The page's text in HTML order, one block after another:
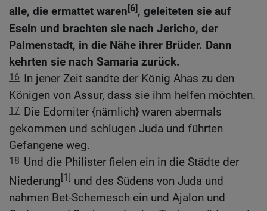
alle, die ermattet waren[6], geleiteten sie auf
Eseln und brachten sie nach Jericho, der
Palmenstadt, in die Nähe ihrer Brüder. Dann
kehrten sie nach Samaria zurück.
16 In jener Zeit sandte der König Ahas zu den
Königen von Assur, dass sie ihm helfen möchten.
17 Die Edomiter {nämlich} waren abermals
gekommen und schlugen Juda und führten
Gefangene weg.
18 Und die Philister fielen ein in die Städte der
Niederung[1] und des Südens von Juda und
nahmen Bet-Schemesch ein und Ajalon und